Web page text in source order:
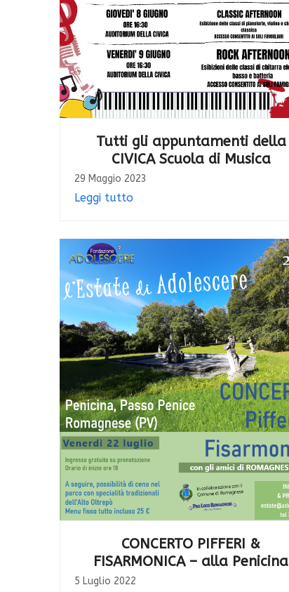
Tutti gli appuntamenti della
CIVICA Scuola di Musica
29 Maggio 2023
Leggi tutto
CONCERTO PIFFERI &
FISARMONICA – alla Penicina
5 Luglio 2022